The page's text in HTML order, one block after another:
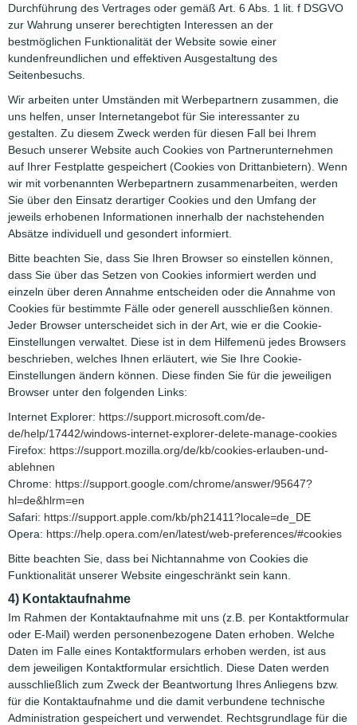
Durchführung des Vertrages oder gemäß Art. 6 Abs. 1 lit. f DSGVO
zur Wahrung unserer berechtigten Interessen an der
bestmöglichen Funktionalität der Website sowie einer
kundenfreundlichen und effektiven Ausgestaltung des
Seitenbesuchs.
Wir arbeiten unter Umständen mit Werbepartnern zusammen, die
uns helfen, unser Internetangebot für Sie interessanter zu
gestalten. Zu diesem Zweck werden für diesen Fall bei Ihrem
Besuch unserer Website auch Cookies von Partnerunternehmen
auf Ihrer Festplatte gespeichert (Cookies von Drittanbietern). Wenn
wir mit vorbenannten Werbepartnern zusammenarbeiten, werden
Sie über den Einsatz derartiger Cookies und den Umfang der
jeweils erhobenen Informationen innerhalb der nachstehenden
Absätze individuell und gesondert informiert.
Bitte beachten Sie, dass Sie Ihren Browser so einstellen können,
dass Sie über das Setzen von Cookies informiert werden und
einzeln über deren Annahme entscheiden oder die Annahme von
Cookies für bestimmte Fälle oder generell ausschließen können.
Jeder Browser unterscheidet sich in der Art, wie er die Cookie-
Einstellungen verwaltet. Diese ist in dem Hilfemenü jedes Browsers
beschrieben, welches Ihnen erläutert, wie Sie Ihre Cookie-
Einstellungen ändern können. Diese finden Sie für die jeweiligen
Browser unter den folgenden Links:
Internet Explorer: https://support.microsoft.com/de-
de/help/17442/windows-internet-explorer-delete-manage-cookies
Firefox: https://support.mozilla.org/de/kb/cookies-erlauben-und-
ablehnen
Chrome: https://support.google.com/chrome/answer/95647?
hl=de&hlrm=en
Safari: https://support.apple.com/kb/ph21411?locale=de_DE
Opera: https://help.opera.com/en/latest/web-preferences/#cookies
Bitte beachten Sie, dass bei Nichtannahme von Cookies die
Funktionalität unserer Website eingeschränkt sein kann.
4) Kontaktaufnahme
Im Rahmen der Kontaktaufnahme mit uns (z.B. per Kontaktformular
oder E-Mail) werden personenbezogene Daten erhoben. Welche
Daten im Falle eines Kontaktformulars erhoben werden, ist aus
dem jeweiligen Kontaktformular ersichtlich. Diese Daten werden
ausschließlich zum Zweck der Beantwortung Ihres Anliegens bzw.
für die Kontaktaufnahme und die damit verbundene technische
Administration gespeichert und verwendet. Rechtsgrundlage für die